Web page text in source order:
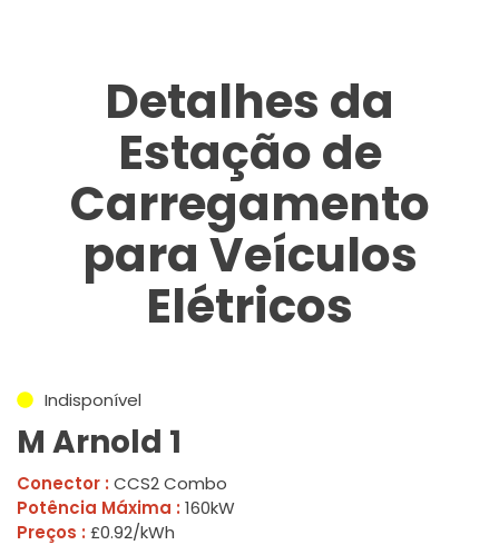
Detalhes da
Estação de
Carregamento
para Veículos
Elétricos
Indisponível
M Arnold 1
Conector : CCS2 Combo
Potência Máxima : 160kW
Preços : £0.92/kWh